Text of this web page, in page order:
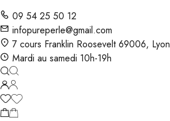
09 54 25 50 12
infopureperle@gmail.com
7 cours Franklin Roosevelt 69006, Lyon
Mardi au samedi 10h-19h